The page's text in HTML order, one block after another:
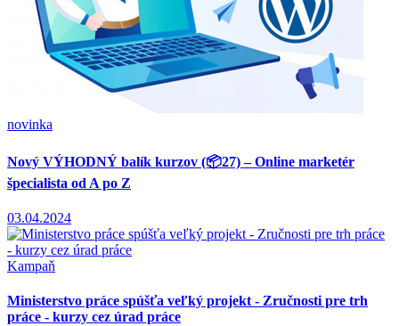
novinka
Nový VÝHODNÝ balík kurzov (📦27) – Online marketér
špecialista od A po Z
03.04.2024
Kampaň
Ministerstvo práce spúšťa veľký projekt - Zručnosti pre trh
práce - kurzy cez úrad práce